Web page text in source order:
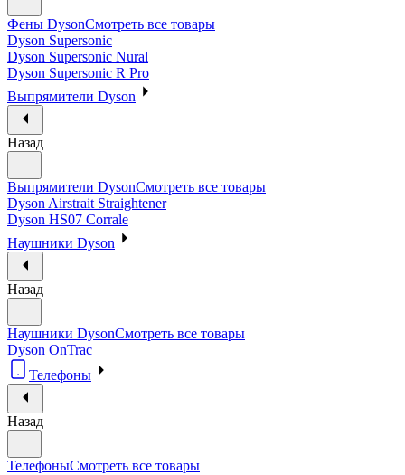
Фены DysonСмотреть все товары
Dyson Supersonic
Dyson Supersonic Nural
Dyson Supersonic R Pro
Выпрямители Dyson
Назад
Выпрямители DysonСмотреть все товары
Dyson Airstrait Straightener
Dyson HS07 Corrale
Наушники Dyson
Назад
Наушники DysonСмотреть все товары
Dyson OnTrac
Телефоны
Назад
ТелефоныСмотреть все товары